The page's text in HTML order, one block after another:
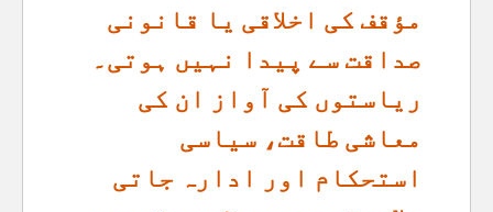
مؤقف کی اخلاقی یا قانونی
صداقت سے پیدا نہیں ہوتی۔
ریاستوں کی آواز ان کی
معاشی طاقت، سیاسی
استحکام اور ادارہ جاتی